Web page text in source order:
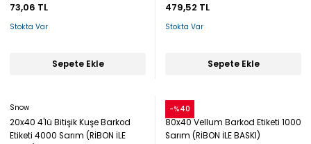
73,06 TL
Stokta Var
Sepete Ekle
479,52 TL
Stokta Var
Sepete Ekle
Snow
20x40 4'lü Bitişik Kuşe Barkod
Etiketi 4000 Sarım (RİBON İLE
-%40
Snow
80x40 Vellum Barkod Etiketi 1000
Sarım (RİBON İLE BASKI)